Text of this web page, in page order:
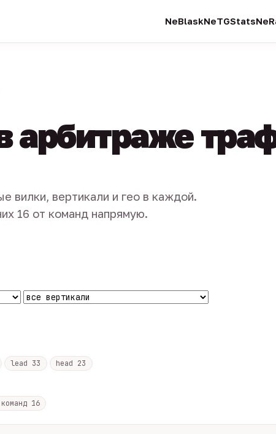
NeBlaskNeTGStats
арбитраже
вилки, вертикали и гео в каждой.
16 от команд напрямую.
lead 33 head 23
16